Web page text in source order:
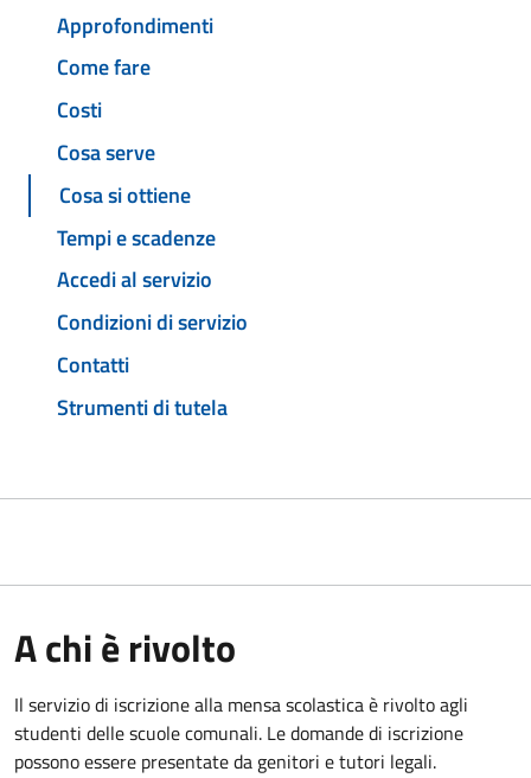
Approfondimenti
Come fare
Costi
Cosa serve
Cosa si ottiene
Tempi e scadenze
Accedi al servizio
Condizioni di servizio
Contatti
Strumenti di tutela
A chi è rivolto
Il servizio di iscrizione alla mensa scolastica è rivolto agli
studenti delle scuole comunali. Le domande di iscrizione
possono essere presentate da genitori e tutori legali.